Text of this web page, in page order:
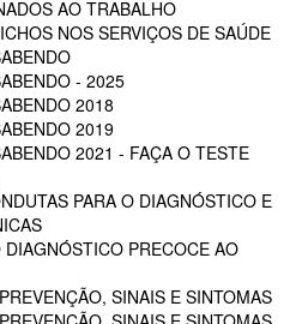
AO TRABALHO
NOS SERVIÇOS DE SAÚDE
- 2025
2018
2019
2021 - FAÇA O TESTE
PARA O DIAGNÓSTICO E
PRECOCE AO
SINAIS E SINTOMAS